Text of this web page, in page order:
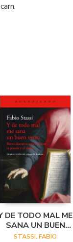
DE TODO MAL ME
SANA UN BUEN
VERSO
STASSI, FABIO